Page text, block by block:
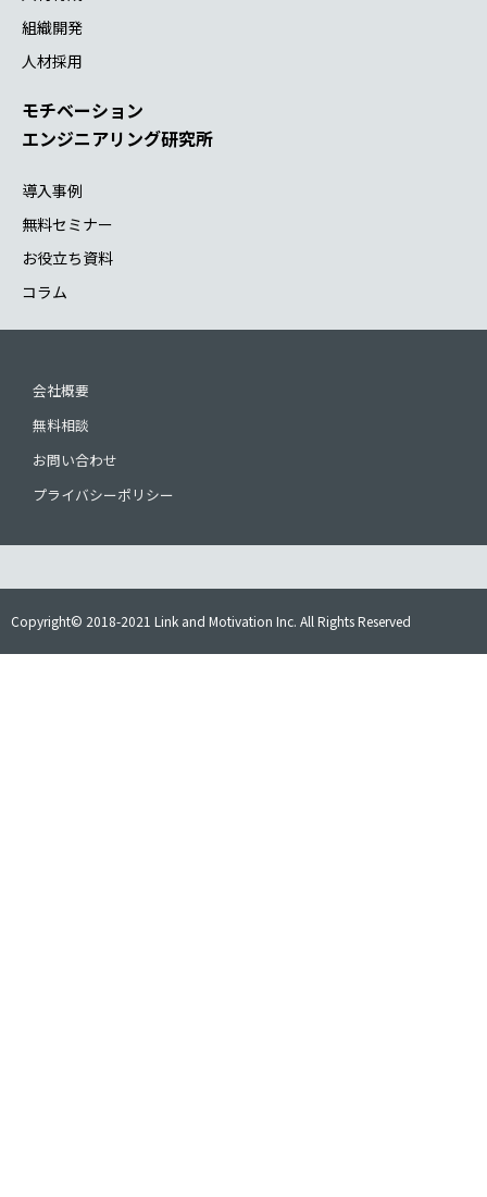
組織開発
人材採用
モチベーション
エンジニアリング研究所
導入事例
無料セミナー
お役立ち資料
コラム
会社概要
無料相談
お問い合わせ
プライバシーポリシー
Copyright© 2018-2021 Link and Motivation Inc. All Rights Reserved